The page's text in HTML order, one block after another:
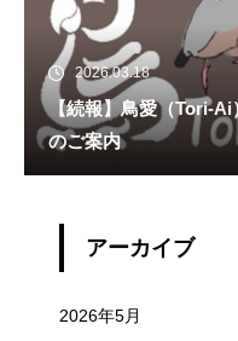
2026.03.18
【続報】鳥愛（Tori-
のご案内
アーカイブ
2026年5月